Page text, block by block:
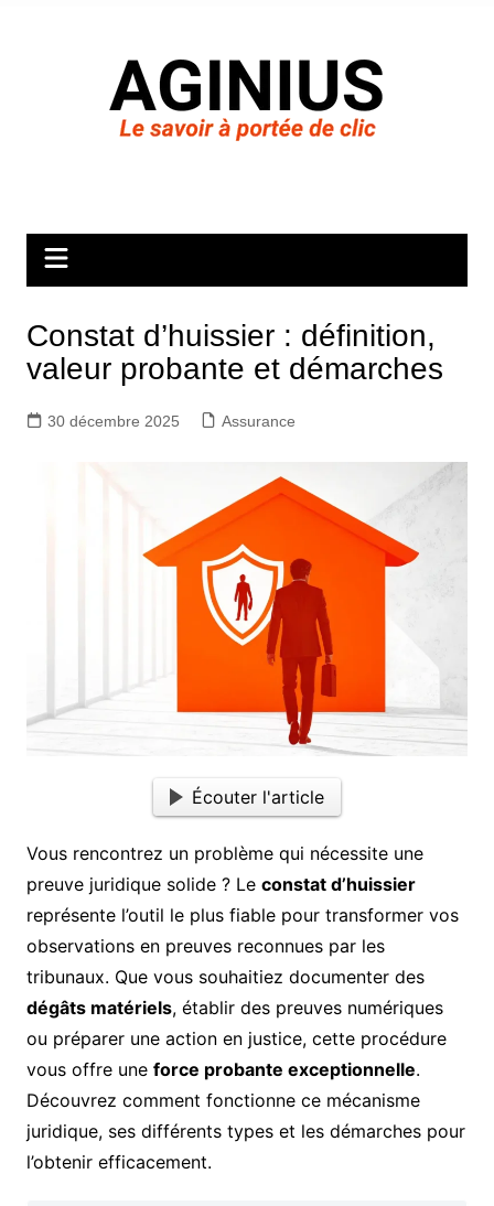
Constat d’huissier : définition,
valeur probante et démarches
30 décembre 2025 Assurance
Écouter l'article
Vous rencontrez un problème qui nécessite une
preuve juridique solide ? Le constat d’huissier
représente l’outil le plus fiable pour transformer vos
observations en preuves reconnues par les
tribunaux. Que vous souhaitiez documenter des
dégâts matériels, établir des preuves numériques
ou préparer une action en justice, cette procédure
vous offre une force probante exceptionnelle.
Découvrez comment fonctionne ce mécanisme
juridique, ses différents types et les démarches pour
l’obtenir efficacement.